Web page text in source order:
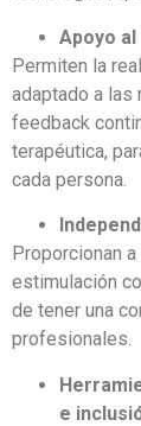
Apoyo
Permiten la
adaptado a las
feedback
terapéutica,
cada persona.
Proporcionan
estimulación
de tener una
profesionales.
e